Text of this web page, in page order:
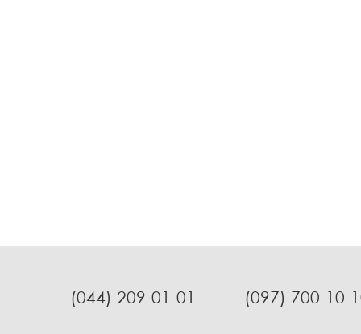
(044) 209-01-01 (097) 700-10-